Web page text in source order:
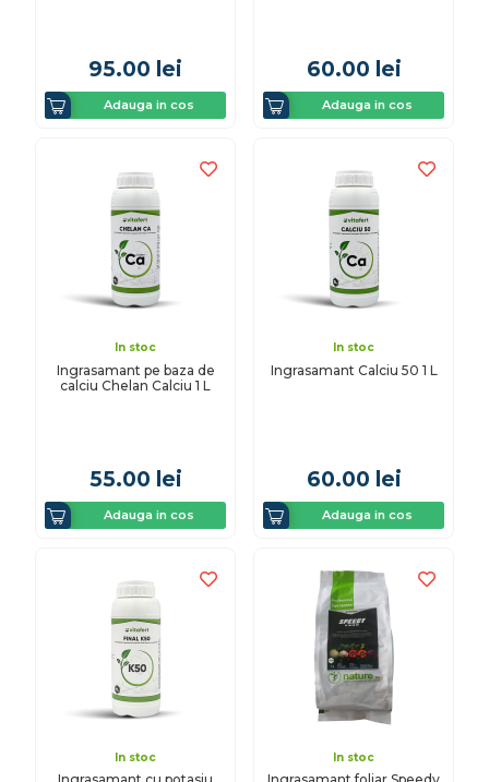
95.00 lei
Adauga in cos
60.00 lei
Adauga in cos
In stoc
Ingrasamant pe baza de
calciu Chelan Calciu 1 L
55.00 lei
Adauga in cos
In stoc
Ingrasamant Calciu 50 1 L
60.00 lei
Adauga in cos
In stoc In stoc